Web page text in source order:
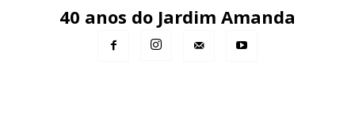
40 anos do Jardim Amanda